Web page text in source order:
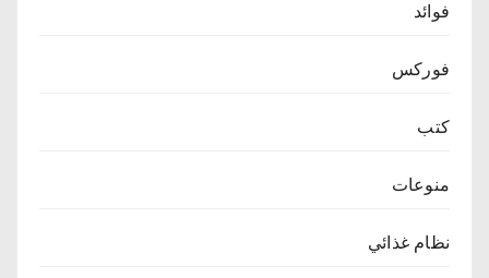
فوائد
فوركس
كتب
منوعات
نظام غذائي